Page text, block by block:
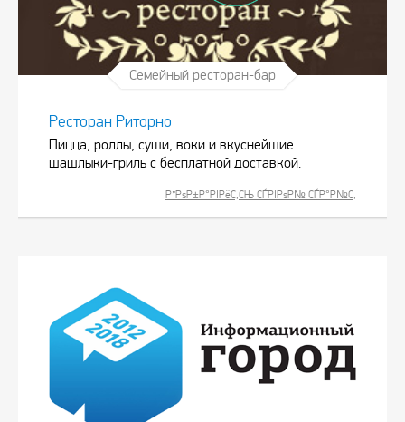
Семейный ресторан-бар
Ресторан Риторно
Пицца, роллы, суши, воки и вкуснейшие
шашлыки-гриль с бесплатной доставкой.
Р”РѕР±Р°РІРёС‚СЊ СЃРІРѕР№ СЃР°Р№С‚